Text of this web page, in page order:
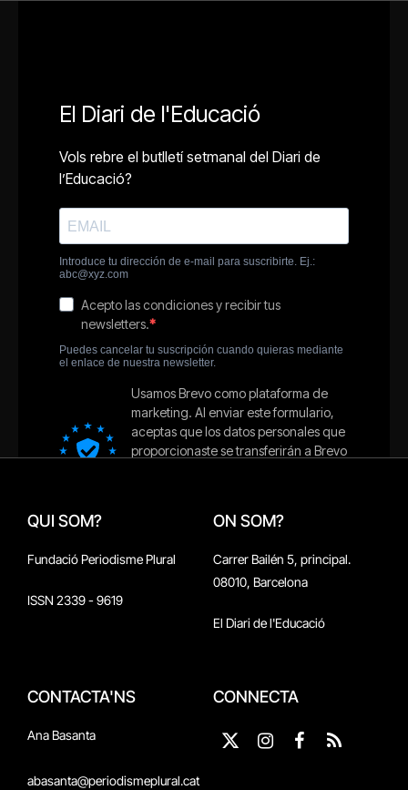
QUI SOM?
Fundació Periodisme Plural
ISSN 2339 - 9619
ON SOM?
Carrer Bailén 5, principal.
08010, Barcelona
El Diari de l'Educació
CONTACTA'NS
Ana Basanta
abasanta@periodismeplural.cat
CONNECTA
X
Instagram
Facebook
RSS